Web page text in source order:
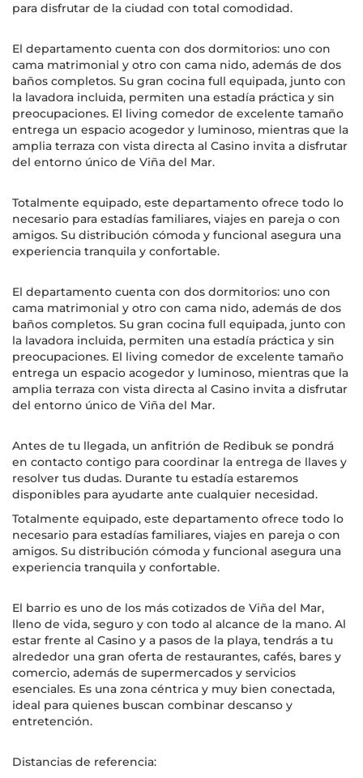
para disfrutar de la ciudad con total comodidad.
El departamento cuenta con dos dormitorios: uno con
cama matrimonial y otro con cama nido, además de dos
baños completos. Su gran cocina full equipada, junto con
la lavadora incluida, permiten una estadía práctica y sin
preocupaciones. El living comedor de excelente tamaño
entrega un espacio acogedor y luminoso, mientras que la
amplia terraza con vista directa al Casino invita a disfrutar
del entorno único de Viña del Mar.
Totalmente equipado, este departamento ofrece todo lo
necesario para estadías familiares, viajes en pareja o con
amigos. Su distribución cómoda y funcional asegura una
experiencia tranquila y confortable.
El departamento cuenta con dos dormitorios: uno con
cama matrimonial y otro con cama nido, además de dos
baños completos. Su gran cocina full equipada, junto con
la lavadora incluida, permiten una estadía práctica y sin
preocupaciones. El living comedor de excelente tamaño
entrega un espacio acogedor y luminoso, mientras que la
amplia terraza con vista directa al Casino invita a disfrutar
del entorno único de Viña del Mar.
Antes de tu llegada, un anfitrión de Redibuk se pondrá
en contacto contigo para coordinar la entrega de llaves y
resolver tus dudas. Durante tu estadía estaremos
disponibles para ayudarte ante cualquier necesidad.
Totalmente equipado, este departamento ofrece todo lo
necesario para estadías familiares, viajes en pareja o con
amigos. Su distribución cómoda y funcional asegura una
experiencia tranquila y confortable.
El barrio es uno de los más cotizados de Viña del Mar,
lleno de vida, seguro y con todo al alcance de la mano. Al
estar frente al Casino y a pasos de la playa, tendrás a tu
alrededor una gran oferta de restaurantes, cafés, bares y
comercio, además de supermercados y servicios
esenciales. Es una zona céntrica y muy bien conectada,
ideal para quienes buscan combinar descanso y
entretención.
Distancias de referencia: